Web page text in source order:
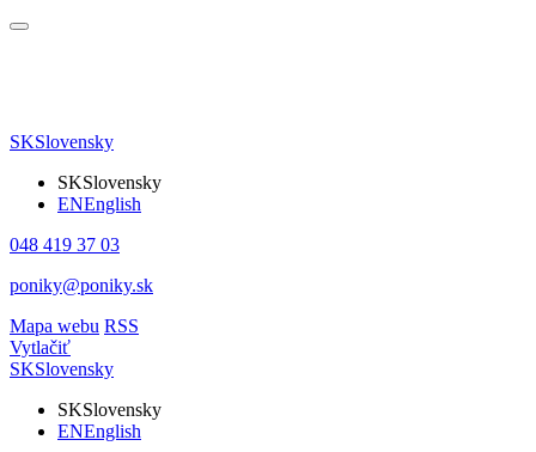
SKSlovensky
SKSlovensky
ENEnglish
048 419 37 03
poniky@poniky.sk
Mapa webu RSS
Vytlačiť
SKSlovensky
SKSlovensky
ENEnglish